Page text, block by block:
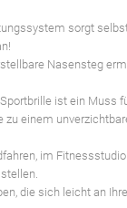
sorgt
Nasensteg
ist ein
einem
im
die sich leicht an